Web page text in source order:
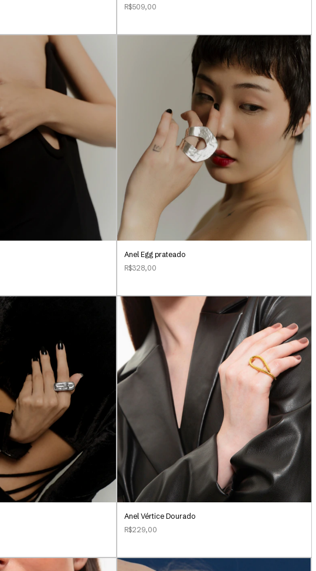
R$509,00
Anel Egg prateado
R$328,00
Anel Vértice Dourado
R$229,00